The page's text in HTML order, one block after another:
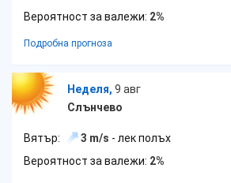
Вероятност за валежи: 2%
Подробна прогноза
Неделя, 9 авг
Слънчево
Вятър: 3 m/s - лек полъх
Вероятност за валежи: 2%